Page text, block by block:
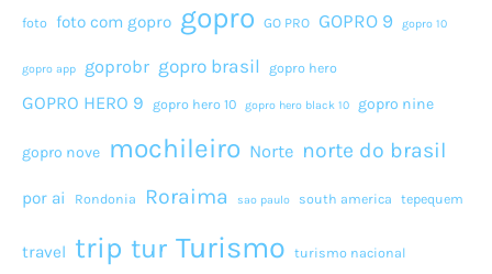
foto foto com gopro gopro GO PRO GOPRO 9 gopro 10
gopro app goprobr gopro brasil gopro hero
GOPRO HERO 9 gopro hero 10 gopro hero black 10 gopro nine
gopro nove mochileiro Norte norte do brasil
por ai Rondonia Roraima sao paulo south america tepequem
travel trip tur Turismo turismo nacional